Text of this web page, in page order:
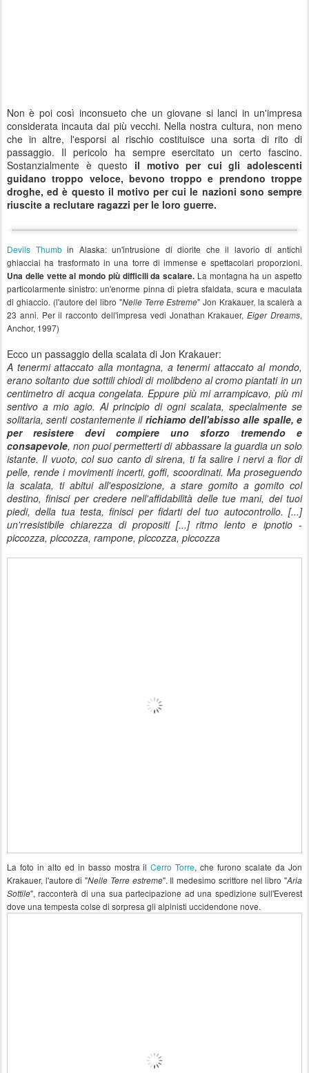
Non è poi così inconsueto che un giovane si lanci in un'impresa
considerata incauta dai più vecchi. Nella nostra cultura, non meno
che in altre, l'esporsi al rischio costituisce una sorta di rito di
passaggio. Il pericolo ha sempre esercitato un certo fascino.
Sostanzialmente è questo il motivo per cui gli adolescenti
guidano troppo veloce, bevono troppo e prendono troppe
droghe, ed è questo il motivo per cui le nazioni sono sempre
riuscite a reclutare ragazzi per le loro guerre.
Devils Thumbin Alaska: un'intrusione di diorite che il lavorio di antichi
ghiacciai ha trasformato in una torre di immense e spettacolari proporzioni.
Una delle vette al mondo più difficili da scalare. La montagna ha un aspetto
particolarmente sinistro: un'enorme pinna di pietra sfaldata, scura e maculata
di ghiaccio. (l'autore del libro "Nelle Terre Estreme" Jon Krakauer, la scalerà a
23 anni. Per il racconto dell'impresa vedi Jonathan Krakauer,Eiger Dreams,
Anchor, 1997)
Ecco un passaggio della scalata di Jon Krakauer:
A tenermi attaccato alla montagna, a tenermi attaccato al mondo,
erano soltanto due sottili chiodi di molibdeno al cromo piantati in un
centimetro di acqua congelata. Eppure più mi arrampicavo, più mi
sentivo a mio agio. Al principio di ogni scalata, specialmente se
solitaria, senti costantemente il richiamo dell'abisso alle spalle, e
per resistere devi compiere uno sforzo tremendo e
consapevole, non puoi permetterti di abbassare la guardia un solo
istante. Il vuoto, col suo canto di sirena, ti fa salire i nervi a fior di
pelle, rende i movimenti incerti, goffi, scoordinati. Ma proseguendo
la scalata, ti abitui all'esposizione, a stare gomito a gomito col
destino, finisci per credere nell'affidabilità delle tue mani, dei tuoi
piedi, della tua testa, finisci per fidarti del tuo autocontrollo. [...]
un'rresistibile chiarezza di propositi [...] ritmo lento e ipnotio -
piccozza, piccozza, rampone, piccozza, piccozza
La foto in alto ed in basso mostra ilCerro Torre, che furono scalate da Jon
Krakauer, l'autore di "Nelle Terre estreme". Il medesimo scrittore nel libro "Aria
Sottile", racconterà di una sua partecipazione ad una spedizione sull'Everest
dove una tempesta colse di sorpresa gli alpinisti uccidendone nove.